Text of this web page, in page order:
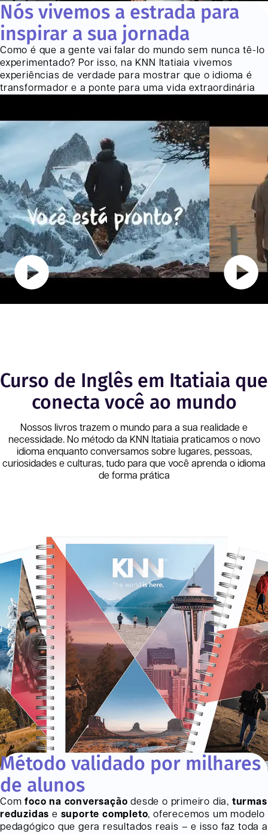
Nós vivemos a estrada para
inspirar a sua jornada
Como é que a gente vai falar do mundo sem nunca tê-lo
experimentado? Por isso, na KNN
Itatiaia vivemos
experiências de verdade para mostrar que o idioma é
transformador e a ponte para uma vida extraordinária
Curso de Inglês em Itatiaia que
conecta você ao mundo
Nossos livros trazem o mundo para a sua realidade e
necessidade. No método da KNN Itatiaia praticamos o novo
idioma enquanto conversamos sobre lugares, pessoas,
curiosidades e culturas, tudo para que você aprenda o idioma
de forma prática
Método validado por milhares
de alunos
Comfoco na conversação desde o primeiro dia, turmas
reduzidas e suporte completo, oferecemos um modelo
pedagógico que gera resultados reais – e isso faz toda a